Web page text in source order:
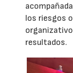
los riesgos
resultados.